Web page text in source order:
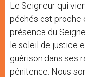
Le Seigneur qui
péchés est proche
présence du
le soleil de justice
guérison dans ses
pénitence. Nous